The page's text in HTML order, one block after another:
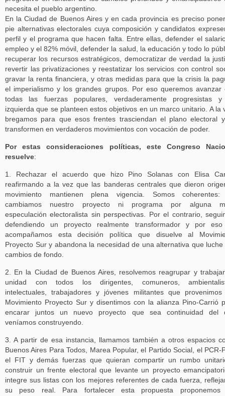
necesita el pueblo argentino.
En la Ciudad de Buenos Aires y en cada provincia es preciso
pie alternativas electorales cuya composición y candidatos
perfil y el programa que hacen falta. Entre ellas, defender el
empleo y el 82% móvil, defender la salud, la educación y todo lo
recuperar los recursos estratégicos, democratizar de verdad la
revertir las privatizaciones y reestatizar los servicios con control
gravar la renta financiera, y otras medidas para que la crisis la
el imperialismo y los grandes grupos. Por eso queremos avanzar
todas las fuerzas populares, verdaderamente progresistas
izquierda que se planteen estos objetivos en un marco unitario. A la
bregamos para que esos frentes trasciendan el plano electoral
transformen en verdaderos movimientos con vocación de poder.
Por estas consideraciones políticas, este Congreso
resuelve:
1. Rechazar el acuerdo que hizo Pino Solanas con Elisa
reafirmando a la vez que las banderas centrales que dieron
movimiento mantienen plena vigencia. Somos
cambiamos nuestro proyecto ni programa por alguna
especulación electoralista sin perspectivas. Por el contrario,
defendiendo un proyecto realmente transformador y por
acompañamos esta decisión política que disuelve al
Proyecto Sur y abandona la necesidad de una alternativa que luche
cambios de fondo.
2. En la Ciudad de Buenos Aires, resolvemos reagrupar y
unidad con todos los dirigentes, comuneros,
intelectuales, trabajadores y jóvenes militantes que provenimos
Movimiento Proyecto Sur y disentimos con la alianza Pino-Carrió
encarar juntos un nuevo proyecto que sea continuidad del
veníamos construyendo.
3. A partir de esa instancia, llamamos también a otros espacios
Buenos Aires Para Todos, Marea Popular, el Partido Social, el PCR-
el FIT y demás fuerzas que quieran compartir un rumbo
construir un frente electoral que levante un proyecto
integre sus listas con los mejores referentes de cada fuerza,
su peso real. Para fortalecer esta propuesta proponemos